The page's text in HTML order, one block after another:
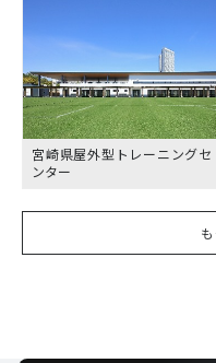
宮崎県屋外型トレーニングセ
ンター